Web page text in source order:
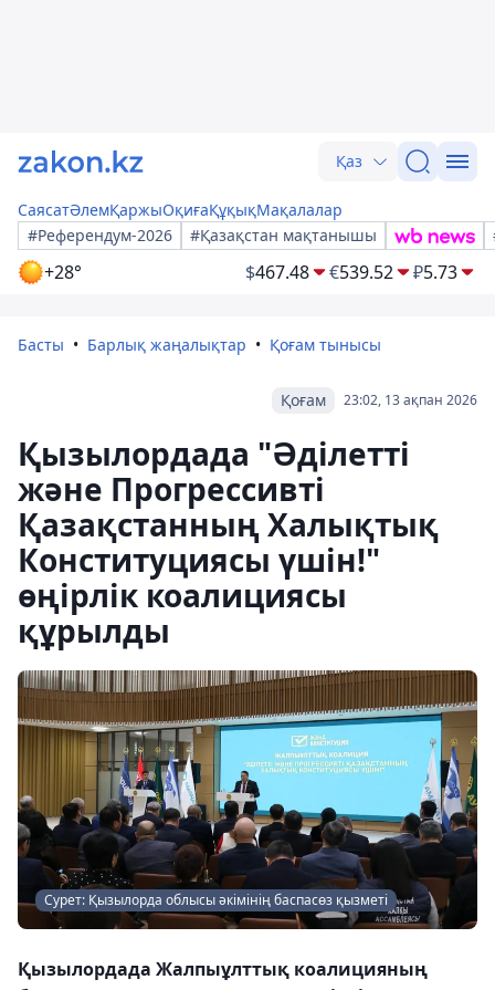
Қаз
СаясатӘлемҚаржыОқиғаҚұқықМақалалар
#Референдум-2026
#Қазақстан мақтанышы
+28° $467.48 €539.52 ₽5.73
Басты Барлық жаңалықтар Қоғам тынысы
23:02, 13 ақпан 2026
Қоғам
Қызылордада "Әділетті
және Прогрессивті
Қазақстанның Халықтық
Конституциясы үшін!"
өңірлік коалициясы
құрылды
Сурет: Қызылорда облысы әкімінің баспасөз қызметі
Қызылордада Жалпыұлттық коалицияның